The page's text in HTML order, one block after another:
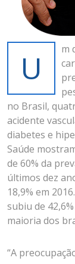
U
m
no Brasil,
acidente
diabetes e
Saúde
de 60% da
últimos dez
18,9% em
subiu de
maioria dos
“A